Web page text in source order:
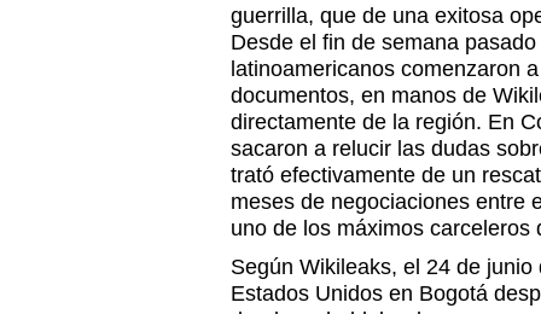
guerrilla, que de una exitosa
Desde el fin de semana
latinoamericanos comenzaron
documentos, en manos de
directamente de la región. En
sacaron a relucir las dudas
trató efectivamente de un
meses de negociaciones entre
uno de los máximos carceleros
Según Wikileaks, el 24 de
Estados Unidos en Bogotá